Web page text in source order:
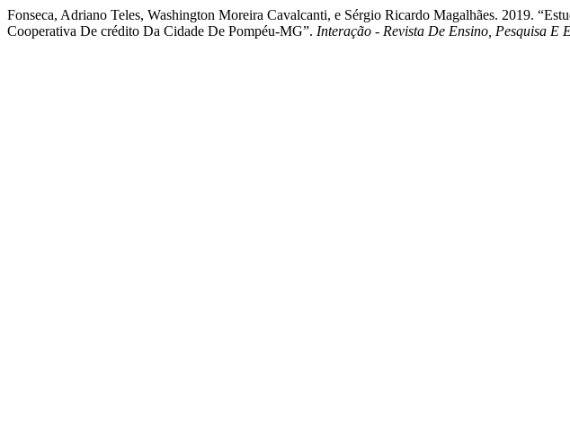
Fonseca, Adriano Teles, Washington Moreira Cavalcanti, e Sérgio Ricardo Magalhães. 2019.
Cooperativa De crédito Da Cidade De Pompéu-MG”. Interação - Revista De Ensino, Pesquisa E